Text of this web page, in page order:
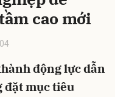
cao mới
động lực dẫn
đặt mục tiêu
Hủy